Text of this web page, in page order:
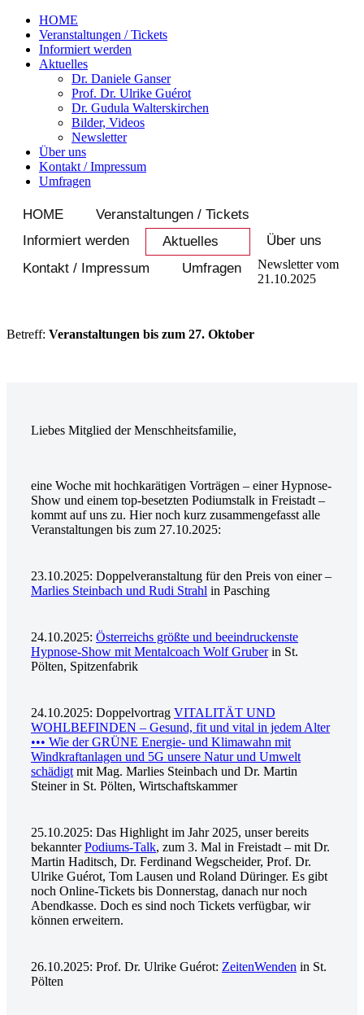
HOME
Veranstaltungen / Tickets
Informiert werden
Aktuelles
Dr. Daniele Ganser
Prof. Dr. Ulrike Guérot
Dr. Gudula Walterskirchen
Bilder, Videos
Newsletter
Über uns
Kontakt / Impressum
Umfragen
HOME
Veranstaltungen / Tickets
Informiert werden
Aktuelles
Über uns
Kontakt / Impressum
Umfragen
Newsletter vom
21.10.2025
Betreff: Veranstaltungen bis zum 27. Oktober
Liebes Mitglied der Menschheitsfamilie,
eine Woche mit hochkarätigen Vorträgen – einer Hypnose-
Show und einem top-besetzten Podiumstalk in Freistadt –
kommt auf uns zu. Hier noch kurz zusammengefasst alle
Veranstaltungen bis zum 27.10.2025:
23.10.2025: Doppelveranstaltung für den Preis von einer –
Marlies Steinbach und Rudi Strahl in Pasching
24.10.2025: Österreichs größte und beeindruckenste
Hypnose-Show mit Mentalcoach Wolf Gruberin St.
Pölten, Spitzenfabrik
24.10.2025: Doppelvortrag VITALITÄT UND
WOHLBEFINDEN – Gesund, fit und vital in jedem Alter
••• Wie der GRÜNE Energie- und Klimawahn mit
Windkraftanlagen und 5G unsere Natur und Umwelt
schädigt mit Mag. Marlies Steinbach und Dr. Martin
Steiner in St. Pölten, Wirtschaftskammer
25.10.2025: Das Highlight im Jahr 2025, unser bereits
bekannterPodiums-Talk, zum 3. Mal in Freistadt – mit Dr.
Martin Haditsch, Dr. Ferdinand Wegscheider, Prof. Dr.
Ulrike Guérot, Tom Lausen und Roland Düringer. Es gibt
noch Online-Tickets bis Donnerstag, danach nur noch
Abendkasse. Doch es sind noch Tickets verfügbar, wir
können erweitern.
26.10.2025: Prof. Dr. Ulrike Guérot: ZeitenWenden in St.
Pölten